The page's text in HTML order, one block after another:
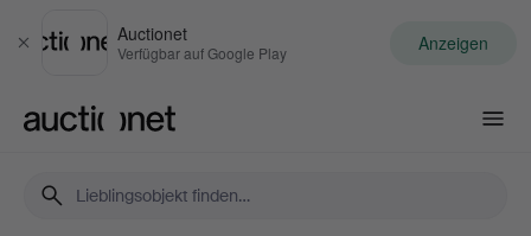
Schließen
Auctionet
Verfügbar auf Google Play Anzeigen